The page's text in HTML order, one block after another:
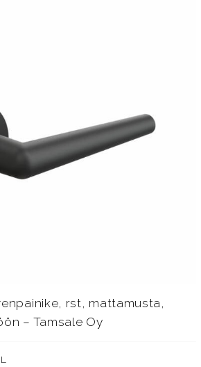
rst, mattamusta,
– Tamsale Oy